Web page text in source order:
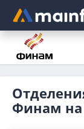
Главное меню
Финам на